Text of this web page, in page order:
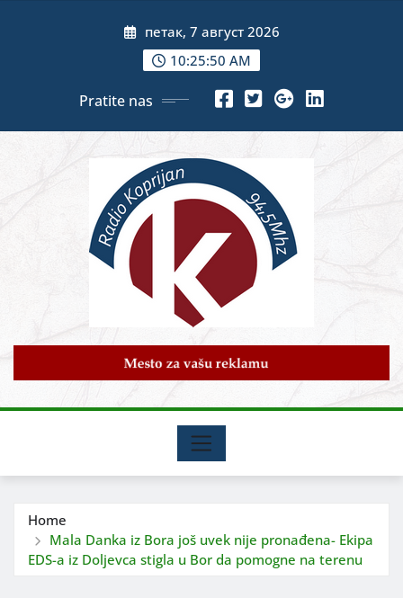
петак, 7 август 2026
10:25:52 AM
Pratite nas
Home
Mala Danka iz Bora još uvek nije pronađena- Ekipa
EDS-a iz Doljevca stigla u Bor da pomogne na terenu